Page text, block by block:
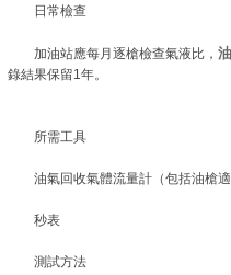
日常檢查
加油站應每月逐槍檢查氣液比，
錄結果保留1年。
所需工具
油氣回收氣體流量計（包括油槍適
秒表
測試方法